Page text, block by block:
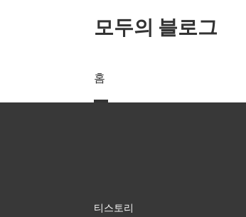
모두의 블로그
홈
티스토리